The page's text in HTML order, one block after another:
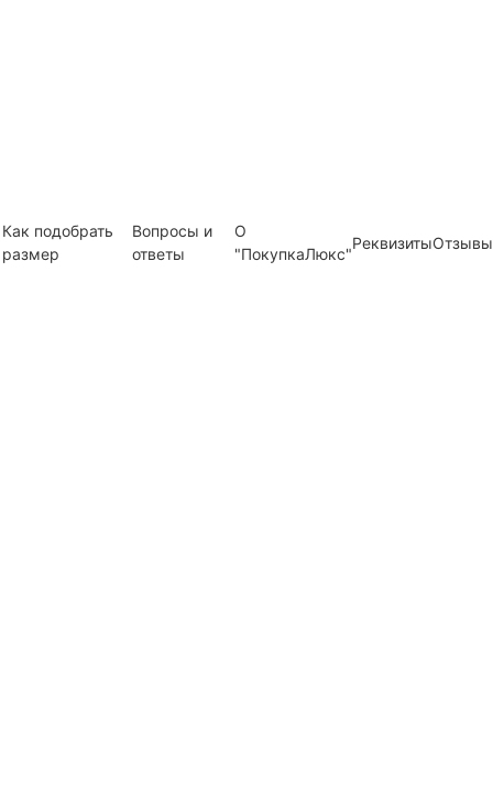
Как подобрать
размер
Вопросы и
ответы
О
"ПокупкаЛюкс"
РеквизитыОтзывы